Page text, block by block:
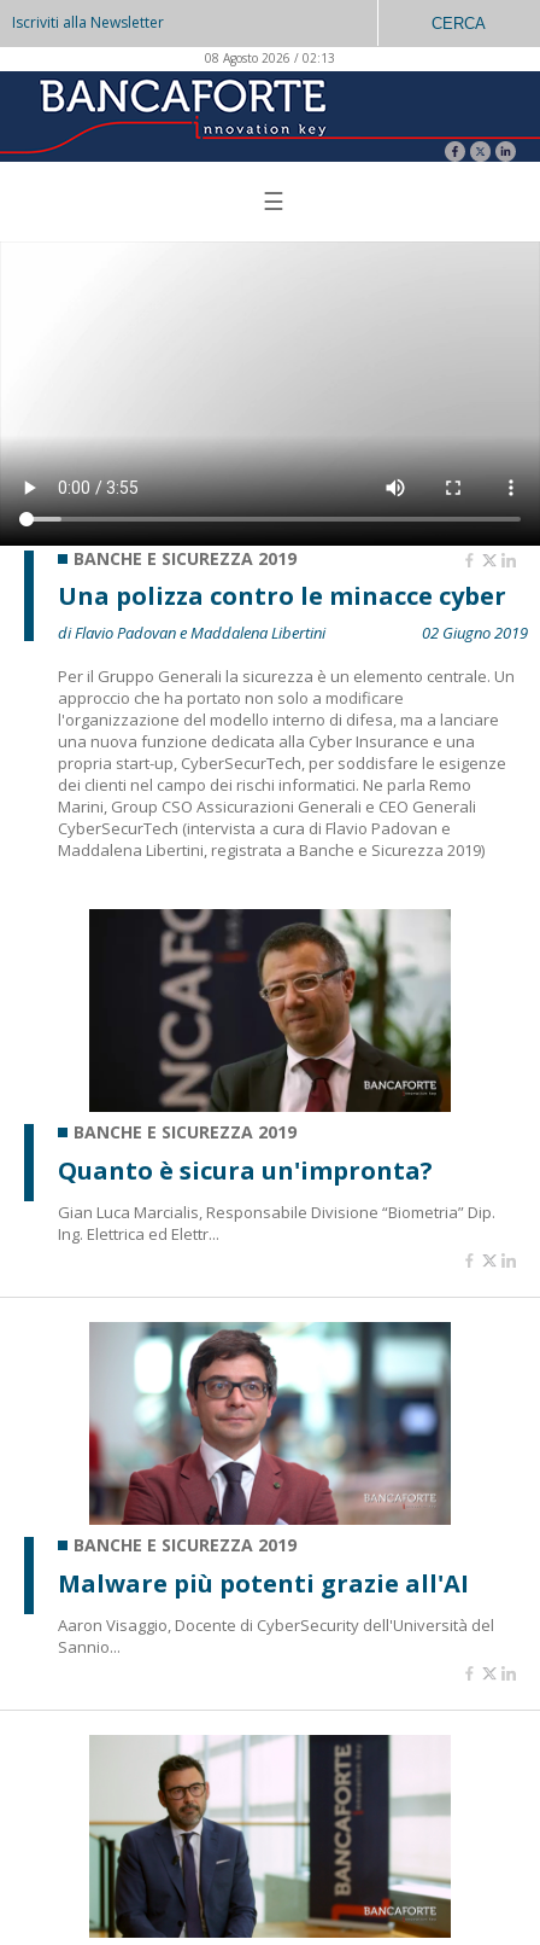
Iscriviti alla Newsletter CERCA
08 Agosto 2026 / 02:13
☰
BANCHE E SICUREZZA 2019
Una polizza contro le minacce cyber
di Flavio Padovan e Maddalena Libertini
02 Giugno 2019
Per il Gruppo Generali la sicurezza è un elemento centrale. Un
approccio che ha portato non solo a modificare
l'organizzazione del modello interno di difesa, ma a lanciare
una nuova funzione dedicata alla Cyber Insurance e una
propria start-up, CyberSecurTech, per soddisfare le esigenze
dei clienti nel campo dei rischi informatici. Ne parla Remo
Marini, Group CSO Assicurazioni Generali e CEO Generali
CyberSecurTech (intervista a cura di Flavio Padovan e
Maddalena Libertini, registrata a Banche e Sicurezza 2019)
BANCHE E SICUREZZA 2019
Quanto è sicura un'impronta?
Gian Luca Marcialis, Responsabile Divisione “Biometria” Dip.
Ing. Elettrica ed Elettr...
BANCHE E SICUREZZA 2019
Malware più potenti grazie all'AI
Aaron Visaggio, Docente di CyberSecurity dell'Università del
Sannio...